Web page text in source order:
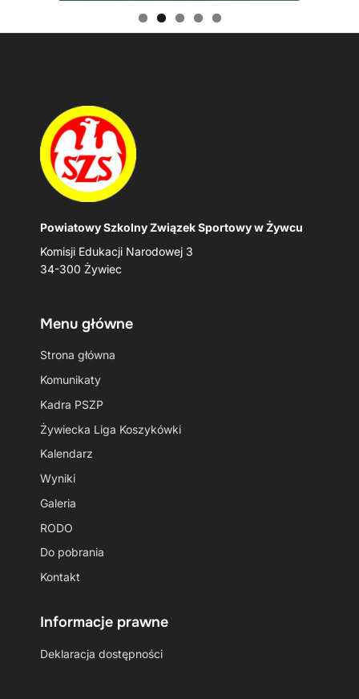
Powiatowy Szkolny Związek Sportowy w Żywcu
Komisji Edukacji Narodowej 3
34-300 Żywiec
Menu główne
Strona główna
Komunikaty
Kadra PSZP
Żywiecka Liga Koszykówki
Kalendarz
Wyniki
Galeria
RODO
Do pobrania
Kontakt
Informacje prawne
Deklaracja dostępności